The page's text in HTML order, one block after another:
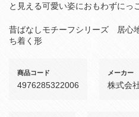
と見える可愛い姿におもわずにっ
昔ばなしモチーフシリーズ 居心
ち着く形
商品コード
4976285322006
メーカー
株式会